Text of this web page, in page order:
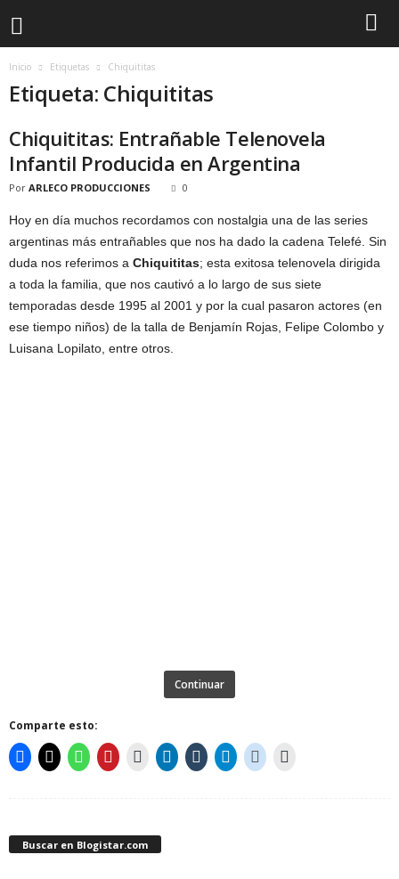
Inicio Etiquetas Chiquititas
Etiqueta: Chiquititas
Chiquititas: Entrañable Telenovela
Infantil Producida en Argentina
Por ARLECO PRODUCCIONES 0
Hoy en día muchos recordamos con nostalgia una de las series
argentinas más entrañables que nos ha dado la cadena Telefé. Sin
duda nos referimos a Chiquititas; esta exitosa telenovela dirigida
a toda la familia, que nos cautivó a lo largo de sus siete
temporadas desde 1995 al 2001 y por la cual pasaron actores (en
ese tiempo niños) de la talla de Benjamín Rojas, Felipe Colombo y
Luisana Lopilato, entre otros.
Continuar
Comparte esto:
Buscar en Blogistar.com